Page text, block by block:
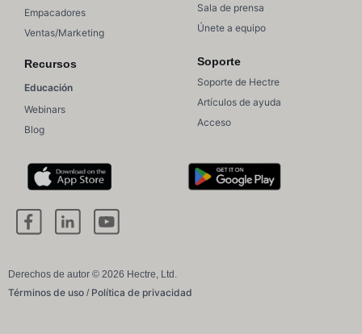
Empacadores
Ventas/Marketing
Recursos
Educación
Webinars
Blog
Sala de prensa
Únete a equipo
Soporte
Soporte de Hectre
Artículos de ayuda
Acceso
Derechos de autor © 2026 Hectre, Ltd.
Términos de uso / Política de privacidad